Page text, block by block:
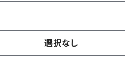
選択なし